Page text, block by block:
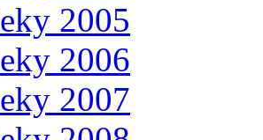
2005
2006
2007